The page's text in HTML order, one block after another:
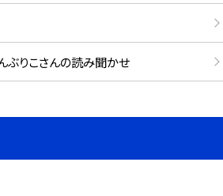
ぶりこさんの読み聞かせ